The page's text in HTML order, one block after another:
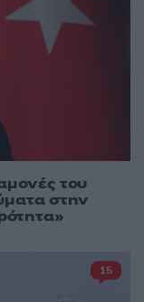
του
στην
15